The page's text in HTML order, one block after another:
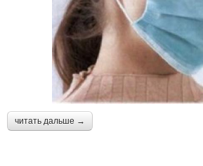
читать дальше →